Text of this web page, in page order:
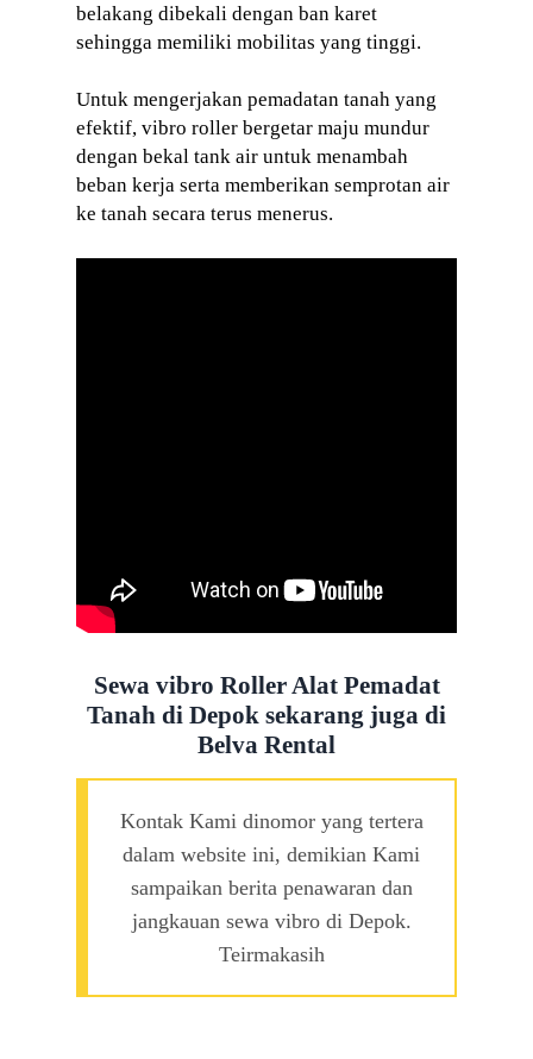
belakang dibekali dengan ban karet
sehingga memiliki mobilitas yang tinggi.
Untuk mengerjakan pemadatan tanah yang
efektif, vibro roller bergetar maju mundur
dengan bekal tank air untuk menambah
beban kerja serta memberikan semprotan air
ke tanah secara terus menerus.
Sewa vibro RollerAlat Pemadat
Tanah di Depok sekarang juga di
Belva Rental
Kontak Kami dinomor yang tertera
dalam website ini, demikian Kami
sampaikan berita penawaran dan
jangkauan sewa vibro di Depok.
Teirmakasih